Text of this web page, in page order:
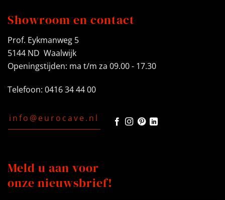
Showroom en contact
Prof. Eykmanweg 5
5144 ND Waalwijk
Openingstijden: ma t/m za 09.00 - 17.30
Telefoon: 0416 34 44 00
info@eurocave.nl
Meld u aan voor
onze nieuwsbrief!